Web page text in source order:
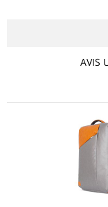
AVIS